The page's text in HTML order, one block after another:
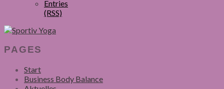
Entries
(RSS)
PAGES
Start
Business Body Balance